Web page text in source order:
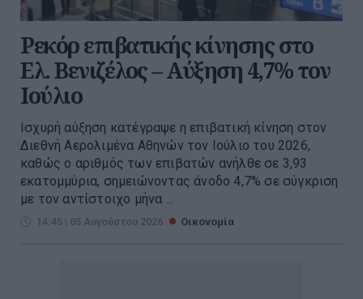
Ρεκόρ επιβατικής κίνησης στο
Ελ. Βενιζέλος – Αύξηση 4,7% τον
Ιούλιο
Ισχυρή αύξηση κατέγραψε η επιβατική κίνηση στον
Διεθνή Αερολιμένα Αθηνών τον Ιούλιο του 2026,
καθώς ο αριθμός των επιβατών ανήλθε σε 3,93
εκατομμύρια, σημειώνοντας άνοδο 4,7% σε σύγκριση
με τον αντίστοιχο μήνα ...
14:45 | 05 Αυγούστου 2026 Οικονομία